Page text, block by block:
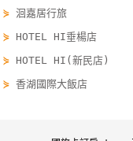
客
絡
單
⋟洄嘉居行旅
⋟ HOTEL HI垂楊店
⋟ HOTEL HI(新民店)
⋟香湖國際大飯店